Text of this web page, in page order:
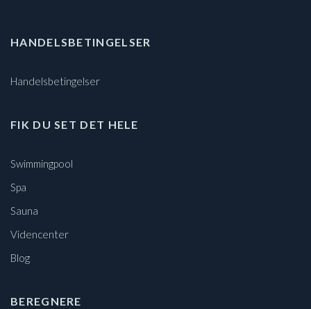
HANDELSBETINGELSER
Handelsbetingelser
FIK DU SET DET HELE
Swimmingpool
Spa
Sauna
Videncenter
Blog
BEREGNERE